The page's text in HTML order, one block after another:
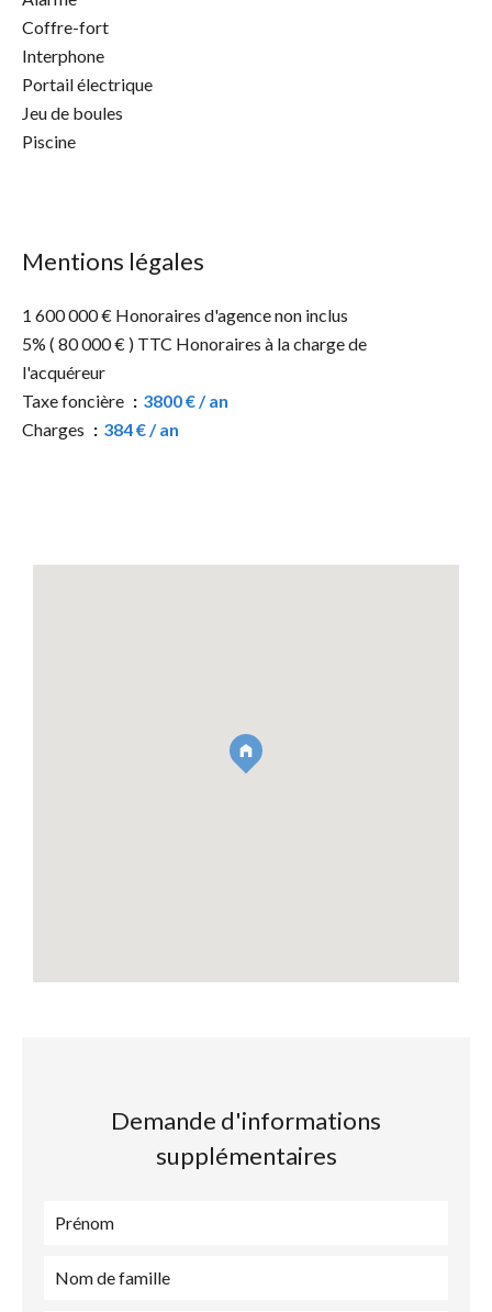
Coffre-fort
Interphone
Portail électrique
Jeu de boules
Piscine
Mentions légales
1 600 000 € Honoraires d'agence non inclus
5% ( 80 000 € ) TTC Honoraires à la charge de
l'acquéreur
Taxe foncière
3800 € / an
Charges
384 € / an
Demande d'informations
supplémentaires